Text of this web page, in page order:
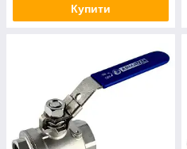
Купити